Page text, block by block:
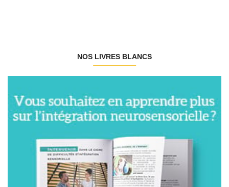
NOS LIVRES BLANCS